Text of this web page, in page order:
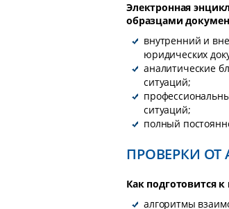
Электронная
образцами
внутренний и
юридических
аналитические
ситуаций;
ситуаций;
полный
ПРОВЕРКИ ОТ
Как подготовится
алгоритмы